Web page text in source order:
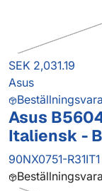
SEK 2,031.19
Asus
Beställningsvara
Asus
Italiensk -
90NX0751-R31IT1
Beställningsvara